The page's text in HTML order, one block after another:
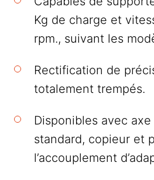
Kg de charge et
rpm., suivant les
Rectification de
totalement trempés.
Disponibles avec
standard, copieur et
l’accouplement